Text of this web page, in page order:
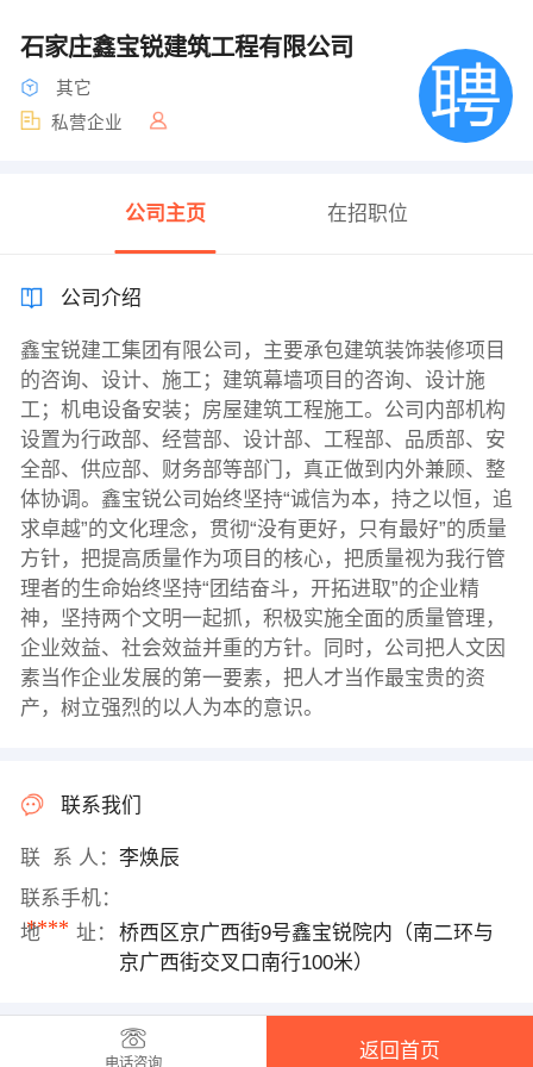
石家庄鑫宝锐建筑工程有限公司
其它
私营企业
公司主页 在招职位
公司介绍
鑫宝锐建工集团有限公司，主要承包建筑装饰装修项目
的咨询、设计、施工；建筑幕墙项目的咨询、设计施
工；机电设备安装；房屋建筑工程施工。公司内部机构
设置为行政部、经营部、设计部、工程部、品质部、安
全部、供应部、财务部等部门，真正做到内外兼顾、整
体协调。鑫宝锐公司始终坚持“诚信为本，持之以恒，追
求卓越”的文化理念，贯彻“没有更好，只有最好”的质量
方针，把提高质量作为项目的核心，把质量视为我行管
理者的生命始终坚持“团结奋斗，开拓进取”的企业精
神，坚持两个文明一起抓，积极实施全面的质量管理，
企业效益、社会效益并重的方针。同时，公司把人文因
素当作企业发展的第一要素，把人才当作最宝贵的资
产，树立强烈的以人为本的意识。
联系我们
联 系 人： 李焕辰
联系手机：
****
地 址：
桥西区京广西街9号鑫宝锐院内（南二环与
京广西街交叉口南行100米）
电话咨询
返回首页